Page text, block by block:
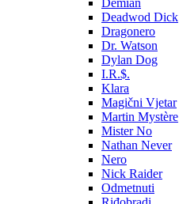
Demian
Deadwod Dick
Dragonero
Dr. Watson
Dylan Dog
I.R.$.
Klara
Magični Vjetar
Martin Mystère
Mister No
Nathan Never
Nero
Nick Raider
Odmetnuti